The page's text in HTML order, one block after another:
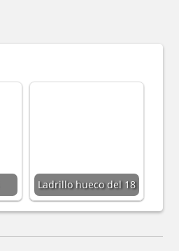
Ladrillo hueco del 18